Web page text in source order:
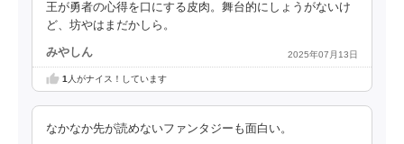
王が勇者の心得を口にする皮肉。舞台的にしょうがないけ
ど、坊やはまだかしら。
みやしん 2025年07月13日
1 人がナイス！しています
なかなか先が読めないファンタジーも面白い。